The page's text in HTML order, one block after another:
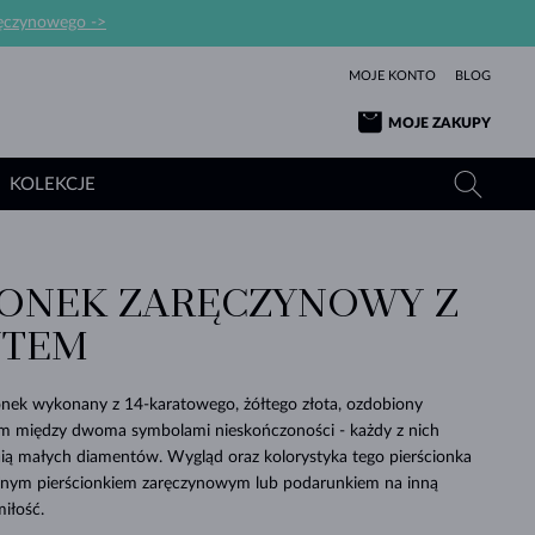
->
MOJE KONTO BLOG
MOJE ZAKUPY
WYJĄTKOWY
MIŁOŚĆ
ŻÓŁTE ZŁOTO
RÓŻOWE ZŁOTO
PIĘKNEM
TANZANITY
TOPAZY
TURMALINY
MOŁDAWITY
DLA NOWORODKÓW
ŚLUBNE
PIĘKNE
TURMALINY
MOŁDAWITY
MINERAŁY
WISIORKI Z PERŁAMI
BIAŁE ZŁOTO
ŻÓŁTE ZŁOTO
PROSTOTY
BRANSOLETKI
PERŁY
SZAFIRY
SZMARAGDY
MOŁDAWITY
MINERAŁY
ŻÓŁTE ZŁOTO
BIŻUTERIA
PIĘKNO
KOLEKCJE
KOLEKCJE
ZARĘCZYNOWY Z
wykonany z 14-karatowego, żółtego złota, ozdobiony
między dwoma symbolami nieskończoności - każdy z nich
małych diamentów. Wygląd oraz kolorystyka tego pierścionka
pierścionkiem zaręczynowym lub podarunkiem na inną